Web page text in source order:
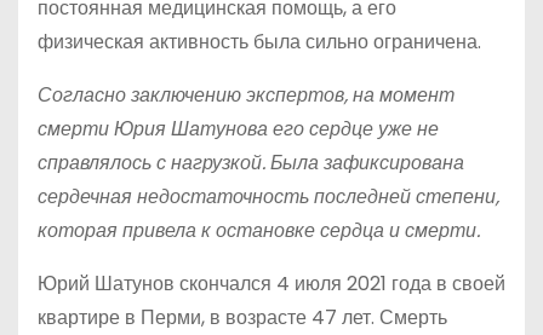
постоянная медицинская помощь, а его
физическая активность была сильно ограничена.
Согласно заключению экспертов, на момент
смерти Юрия Шатунова его сердце уже не
справлялось с нагрузкой. Была зафиксирована
сердечная недостаточность последней степени,
которая привела к остановке сердца и смерти.
Юрий Шатунов скончался 4 июля 2021 года в своей
квартире в Перми, в возрасте 47 лет. Смерть